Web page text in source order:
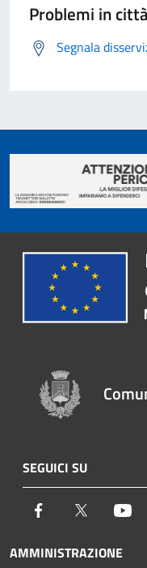
Problemi in città
Segnala
SEGUICI SU
Facebook Twitter
AMMINISTRAZIONE